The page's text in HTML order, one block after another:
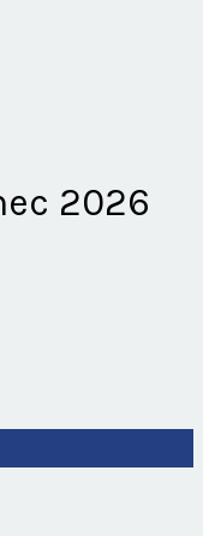
2026